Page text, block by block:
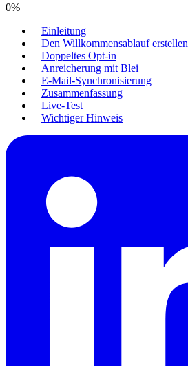
0%
Einleitung
Den Willkommensablauf erstellen
Doppeltes Opt-in
Anreicherung mit Blei
E-Mail-Synchronisierung
Zusammenfassung
Live-Test
Wichtiger Hinweis